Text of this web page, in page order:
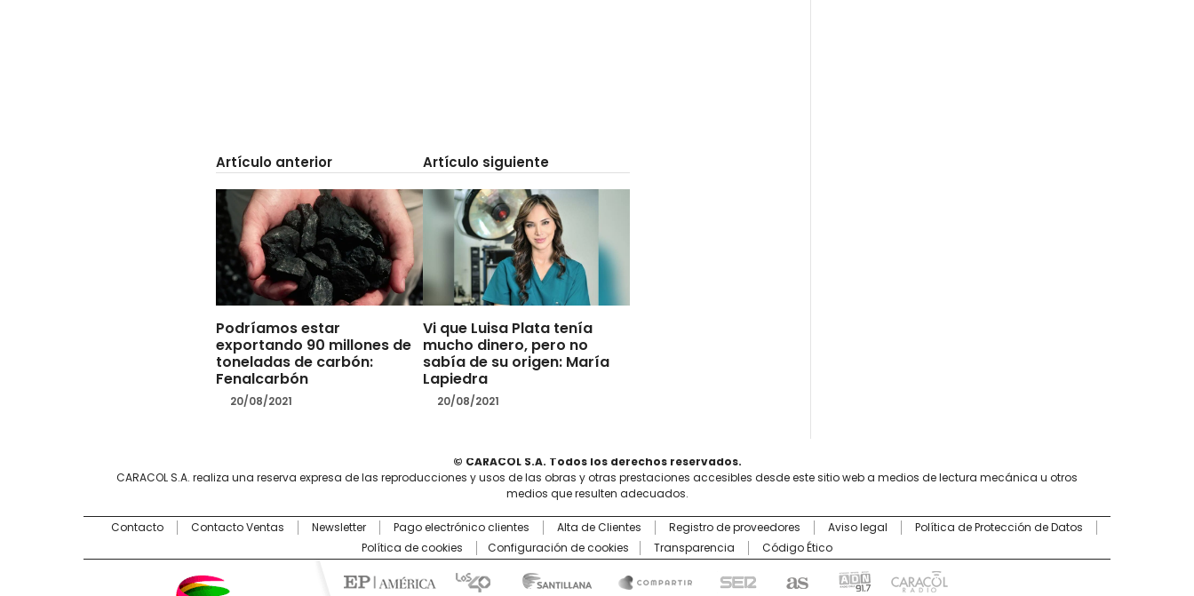
Artículo anterior
Podríamos estar
exportando 90 millones de
toneladas de carbón:
Fenalcarbón
20/08/2021
Artículo siguiente
Vi que Luisa Plata tenía
mucho dinero, pero no
sabía de su origen: María
Lapiedra
20/08/2021
© CARACOL S.A. Todos los derechos reservados.
CARACOL S.A. realiza una reserva expresa de las reproducciones y usos de las obras y otras prestaciones accesibles desde este sitio web a medios de lectura mecánica u otros
medios que resulten adecuados.
Contacto Contacto Ventas Newsletter Pago electrónico clientes Alta de Clientes Registro de proveedores Aviso legal
Política de Protección de Datos
Política de cookies
Configuración de cookies Transparencia Código Ético